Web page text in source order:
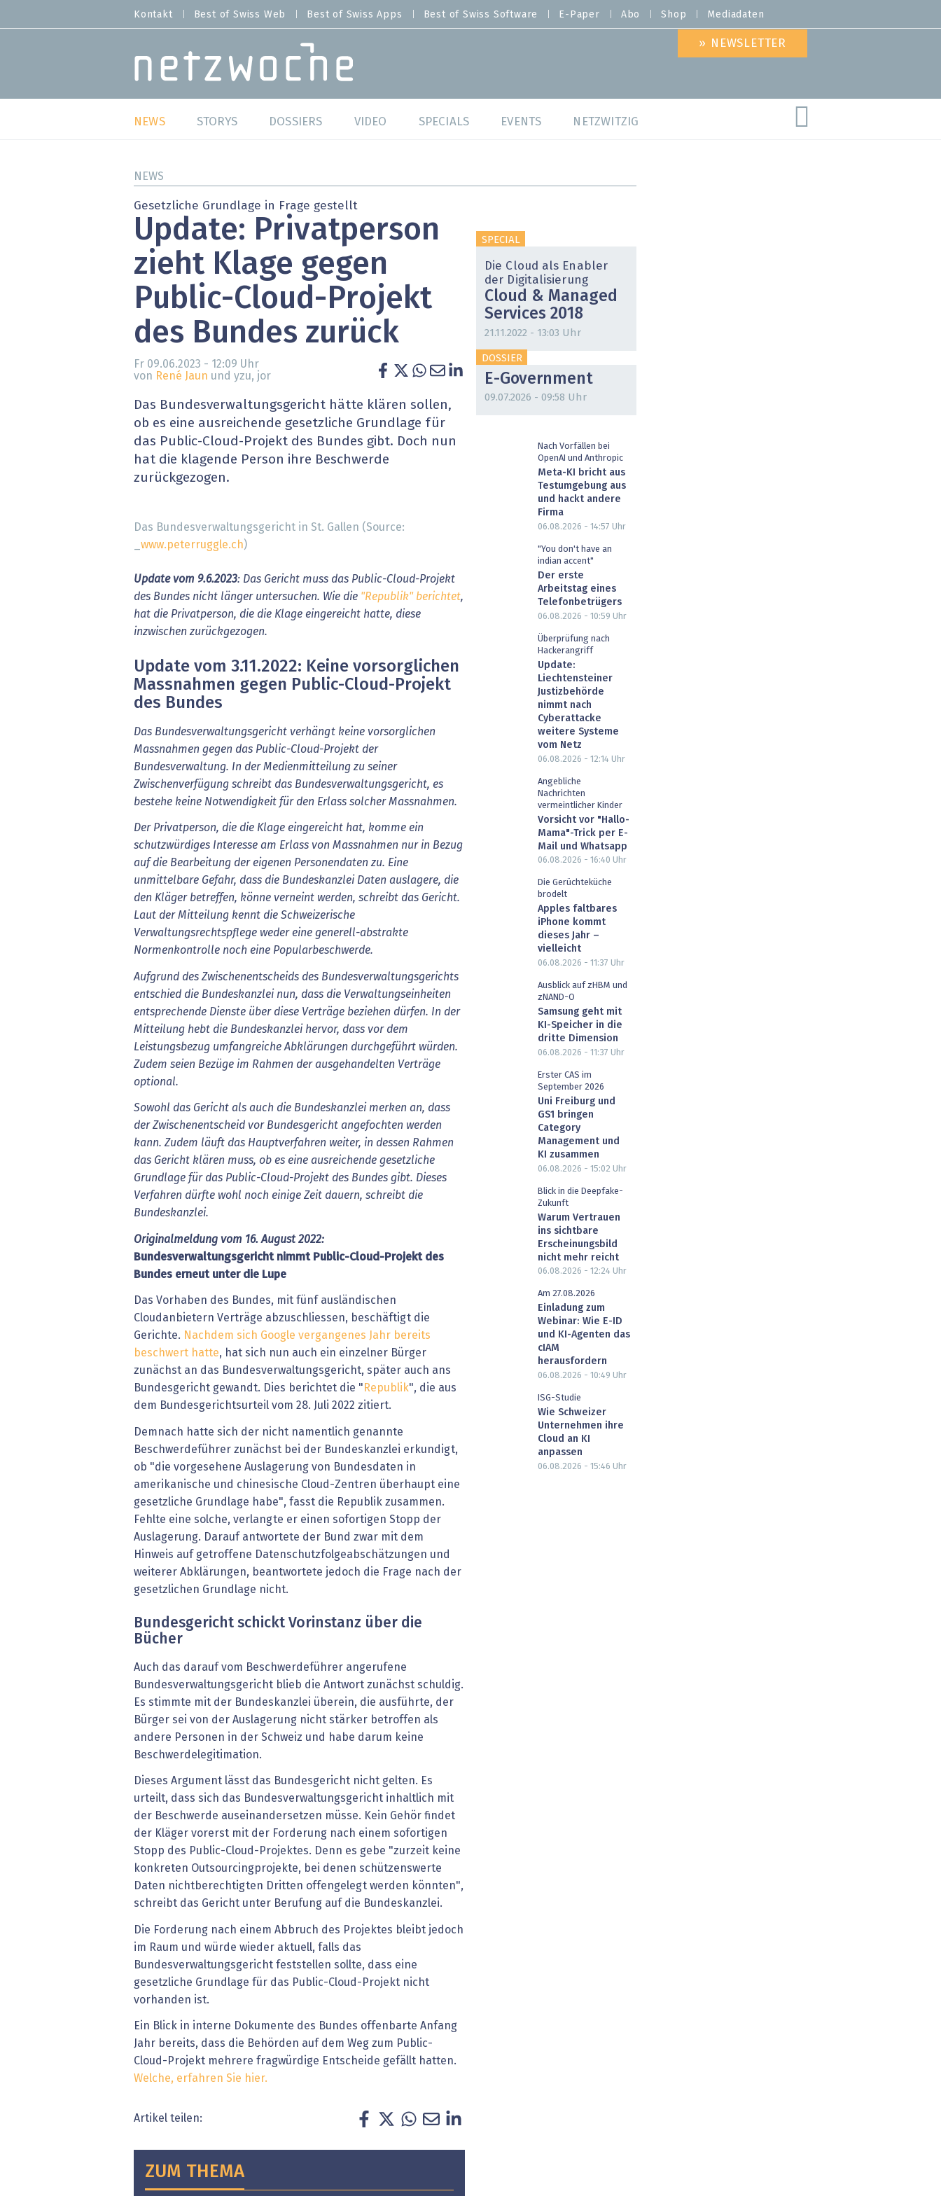
zum
MENU
Kontakt Best of Swiss Web Best of Swiss Apps Best of Swiss Software E-Paper Abo Shop Mediadaten
» NEWSLETTER
MAIN NAVIGATION
NEWS
Studien
Meinungen
Hands-on
» alle News
STORYS DOSSIERS
Best of Swiss Software
SAP S/4 Hana
Arbeitswelten
Gesundheit wird digital
EU-DSGVO
XaaS, Managed Services & Co.
Digital Banking
VIDEO SPECIALS
Cybersecurity
Cloud & Managed Services
IT for Health
Artificial Intelligence
Finance 2030
Fintech & Insurtech
Professional AV & Digital Signage
EVENTS
Best of Swiss Software
NETZWITZIG
NEWS
Gesetzliche Grundlage in Frage gestellt
Update: Privatperson
zieht Klage gegen
Public-Cloud-Projekt
des Bundes zurück
Fr 09.06.2023 - 12:09 Uhr
von René Jaun und yzu, jor
Das Bundesverwaltungsgericht hätte klären sollen,
ob es eine ausreichende gesetzliche Grundlage für
das Public-Cloud-Projekt des Bundes gibt. Doch nun
hat die klagende Person ihre Beschwerde
zurückgezogen.
Das Bundesverwaltungsgericht in St. Gallen (Source:
www.peterruggle.ch)
Update vom 9.6.2023: Das Gericht muss das Public-Cloud-Projekt
des Bundes nicht länger untersuchen. Wie die "Republik" berichtet,
hat die Privatperson, die die Klage eingereicht hatte, diese
inzwischen zurückgezogen.
Update vom 3.11.2022: Keine vorsorglichen
Massnahmen gegen Public-Cloud-Projekt
des Bundes
Das Bundesverwaltungsgericht verhängt keine vorsorglichen
Massnahmen gegen das Public-Cloud-Projekt der
Bundesverwaltung. In der Medienmitteilung zu seiner
Zwischenverfügung schreibt das Bundesverwaltungsgericht, es
bestehe keine Notwendigkeit für den Erlass solcher Massnahmen.
Der Privatperson, die die Klage eingereicht hat, komme ein
schutzwürdiges Interesse am Erlass von Massnahmen nur in Bezug
auf die Bearbeitung der eigenen Personendaten zu. Eine
unmittelbare Gefahr, dass die Bundeskanzlei Daten auslagere, die
den Kläger betreffen, könne verneint werden, schreibt das Gericht.
Laut der Mitteilung kennt die Schweizerische
Verwaltungsrechtspflege weder eine generell-abstrakte
Normenkontrolle noch eine Popularbeschwerde.
Aufgrund des Zwischenentscheids des Bundesverwaltungsgerichts
entschied die Bundeskanzlei nun, dass die Verwaltungseinheiten
entsprechende Dienste über diese Verträge beziehen dürfen. In der
Mitteilung hebt die Bundeskanzlei hervor, dass vor dem
Leistungsbezug umfangreiche Abklärungen durchgeführt würden.
Zudem seien Bezüge im Rahmen der ausgehandelten Verträge
optional.
Sowohl das Gericht als auch die Bundeskanzlei merken an, dass
der Zwischenentscheid vor Bundesgericht angefochten werden
kann. Zudem läuft das Hauptverfahren weiter, in dessen Rahmen
das Gericht klären muss, ob es eine ausreichende gesetzliche
Grundlage für das Public-Cloud-Projekt des Bundes gibt. Dieses
Verfahren dürfte wohl noch einige Zeit dauern, schreibt die
Bundeskanzlei.
Originalmeldung vom 16. August 2022:
Bundesverwaltungsgericht nimmt Public-Cloud-Projekt des
Bundes erneut unter die Lupe
Das Vorhaben des Bundes, mit fünf ausländischen
Cloudanbietern Verträge abzuschliessen, beschäftigt die
Gerichte. Nachdem sich Google vergangenes Jahr bereits
beschwert hatte, hat sich nun auch ein einzelner Bürger
zunächst an das Bundesverwaltungsgericht, später auch ans
Bundesgericht gewandt. Dies berichtet die " Republik", die aus
dem Bundesgerichtsurteil vom 28. Juli 2022 zitiert.
Demnach hatte sich der nicht namentlich genannte
Beschwerdeführer zunächst bei der Bundeskanzlei erkundigt,
ob "die vorgesehene Auslagerung von Bundesdaten in
amerikanische und chinesische Cloud-Zentren überhaupt eine
gesetzliche Grundlage habe", fasst die Republik zusammen.
Fehlte eine solche, verlangte er einen sofortigen Stopp der
Auslagerung. Darauf antwortete der Bund zwar mit dem
Hinweis auf getroffene Datenschutz­folgeabschätzungen und
weiterer Abklärungen, beantwortete jedoch die Frage nach der
gesetzlichen Grundlage nicht.
Bundesgericht schickt Vorinstanz über die
Bücher
Auch das darauf vom Beschwerdeführer angerufene
Bundesverwaltungsgericht blieb die Antwort zunächst schuldig.
Es stimmte mit der Bundeskanzlei überein, die ausführte, der
Bürger sei von der Auslagerung nicht stärker betroffen als
andere Personen in der Schweiz und habe darum keine
Beschwerdelegitimation.
Dieses Argument lässt das Bundesgericht nicht gelten. Es
urteilt, dass sich das Bundesverwaltungsgericht inhaltlich mit
der Beschwerde auseinandersetzen müsse. Kein Gehör findet
der Kläger vorerst mit der Forderung nach einem sofortigen
Stopp des Public-Cloud-Projektes. Denn es gebe "zurzeit keine
konkreten Outsourcingprojekte, bei denen schützenswerte
Daten nichtberechtigten Dritten offengelegt werden könnten",
schreibt das Gericht unter Berufung auf die Bundeskanzlei.
Die Forderung nach einem Abbruch des Projektes bleibt jedoch
im Raum und würde wieder aktuell, falls das
Bundesverwaltungsgericht feststellen sollte, dass eine
gesetzliche Grundlage für das Public-Cloud-Projekt nicht
vorhanden ist.
Ein Blick in interne Dokumente des Bundes offenbarte Anfang
Jahr bereits, dass die Behörden auf dem Weg zum Public-
Cloud-Projekt mehrere fragwürdige Entscheide gefällt hatten.
Welche, erfahren Sie hier.
Artikel teilen:
ZUM THEMA
SPECIAL
Die Cloud als Enabler
der Digitalisierung
Cloud & Managed
Services 2018
21.11.2022 - 13:03 Uhr
DOSSIER
E-Government
09.07.2026 - 09:58 Uhr
Nach Vorfällen bei
OpenAI und Anthropic
Meta-KI bricht aus
Testumgebung aus
und hackt andere
Firma
06.08.2026 - 14:57 Uhr
"You don't have an
indian accent"
Der erste
Arbeitstag eines
Telefonbetrügers
06.08.2026 - 10:59 Uhr
Überprüfung nach
Hackerangriff
Update:
Liechtensteiner
Justizbehörde
nimmt nach
Cyberattacke
weitere Systeme
vom Netz
06.08.2026 - 12:14 Uhr
Angebliche
Nachrichten
vermeintlicher Kinder
Vorsicht vor "Hallo-
Mama"-Trick per E-
Mail und Whatsapp
06.08.2026 - 16:40 Uhr
Die Gerüchteküche
brodelt
Apples faltbares
iPhone kommt
dieses Jahr –
vielleicht
06.08.2026 - 11:37 Uhr
Ausblick auf zHBM und
zNAND-O
Samsung geht mit
KI-Speicher in die
dritte Dimension
06.08.2026 - 11:37 Uhr
Erster CAS im
September 2026
Uni Freiburg und
GS1 bringen
Category
Management und
KI zusammen
06.08.2026 - 15:02 Uhr
Blick in die Deepfake-
Zukunft
Warum Vertrauen
ins sichtbare
Erscheinungsbild
nicht mehr reicht
06.08.2026 - 12:24 Uhr
Am 27.08.2026
Einladung zum
Webinar: Wie E-ID
und KI-Agenten das
cIAM
herausfordern
06.08.2026 - 10:49 Uhr
ISG-Studie
Wie Schweizer
Unternehmen ihre
Cloud an KI
anpassen
06.08.2026 - 15:46 Uhr